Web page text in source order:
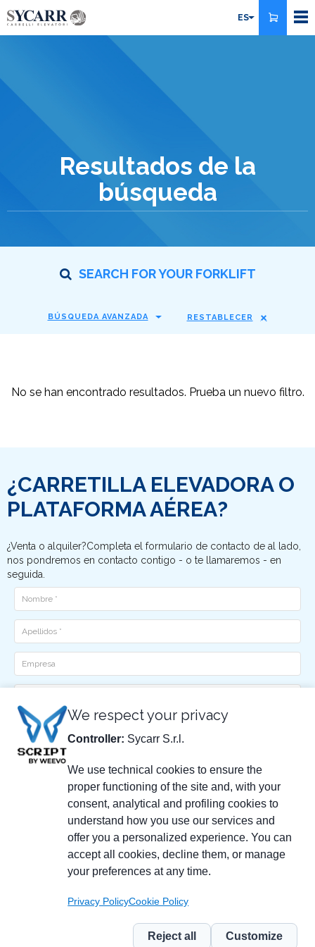
Pasar
al
Resultados de la
búsqueda
SEARCH FOR YOUR FORKLIFT
BÚSQUEDA AVANZADA RESTABLECER
No se han encontrado resultados. Prueba un nuevo filtro.
¿CARRETILLA ELEVADORA O
PLATAFORMA AÉREA?
¿Venta o alquiler?Completa el formulario de contacto de al lado,
nos pondremos en contacto contigo - o te llamaremos - en
seguida.
Nome
Cognome
Ditta
Email
Telefono
He leído y acepto la
SYCARR S.R.L.
Via delle Scienze, 20041058 Vignola (MO) - Italia
© 2026 SYCARR S.R.L.
ES
We respect your privacy
Controller: Sycarr S.r.l.
We use technical cookies to ensure the
proper functioning of the site and, with your
consent, analytical and profiling cookies to
understand how you use our services and
offer you a personalized experience. You can
accept all cookies, decline them, or manage
your preferences at any time.
Privacy PolicyCookie Policy
Reject all Customize